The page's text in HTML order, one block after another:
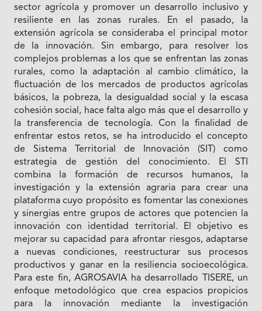
sector agrícola y promover un desarrollo inclusivo y
resiliente en las zonas rurales. En el pasado, la
extensión agrícola se consideraba el principal motor
de la innovación. Sin embargo, para resolver los
complejos problemas a los que se enfrentan las zonas
rurales, como la adaptación al cambio climático, la
fluctuación de los mercados de productos agrícolas
básicos, la pobreza, la desigualdad social y la escasa
cohesión social, hace falta algo más que el desarrollo y
la transferencia de tecnología. Con la finalidad de
enfrentar estos retos, se ha introducido el concepto
de Sistema Territorial de Innovación (SIT) como
estrategia de gestión del conocimiento. El STI
combina la formación de recursos humanos, la
investigación y la extensión agraria para crear una
plataforma cuyo propósito es fomentar las conexiones
y sinergias entre grupos de actores que potencien la
innovación con identidad territorial. El objetivo es
mejorar su capacidad para afrontar riesgos, adaptarse
a nuevas condiciones, reestructurar sus procesos
productivos y ganar en la resiliencia socioecológica.
Para este fin, AGROSAVIA ha desarrollado TISERE, un
enfoque metodológico que crea espacios propicios
para la innovación mediante la investigación